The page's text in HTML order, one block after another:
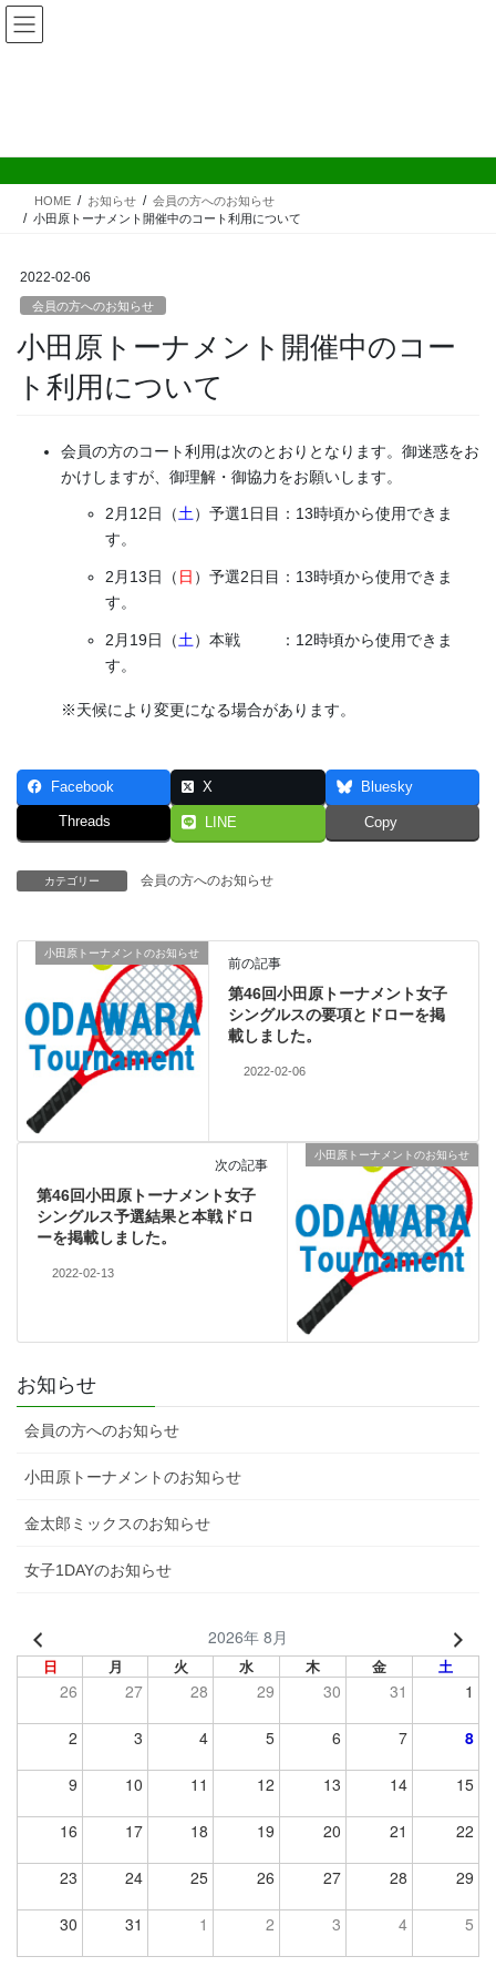
コ
ン
ナ
ビ
HOME お知らせ
会員の方へのお知らせ
小田原トーナメント開催中のコート利用について
2022-02-06
会員の方へのお知らせ
小田原トーナメント開催中のコー
ト利用について
会員の方のコート利用は次のとおりとなります。御迷惑をお
かけしますが、御理解・御協力をお願いします。
2月12日（土）予選1日目：13時頃から使用できま
す。
2月13日（ 日 ）予選2日目：13時頃から使用できま
す。
2月19日（土）本戦 ：12時頃から使用できま
す。
※天候により変更になる場合があります。
Facebook X Bluesky
Threads LINE Copy
カテゴリー 会員の方へのお知らせ
小田原トーナメントのお知らせ
前の記事
第46回小田原トーナメント女子
シングルスの要項とドローを掲
載しました。
2022-02-06
小田原トーナメントのお知らせ
次の記事
第46回小田原トーナメント女子
シングルス予選結果と本戦ドロ
ーを掲載しました。
2022-02-13
お知らせ
会員の方へのお知らせ
小田原トーナメントのお知らせ
金太郎ミックスのお知らせ
女子1DAYのお知らせ
2026年 8月
日 月 火 水 木 金 土
26 27 28 29 30 31 1
2 3 4 5 6 7 8
9 10 11 12 13 14 15
16 17 18 19 20 21 22
23 24 25 26 27 28 29
30 31 1 2 3 4 5